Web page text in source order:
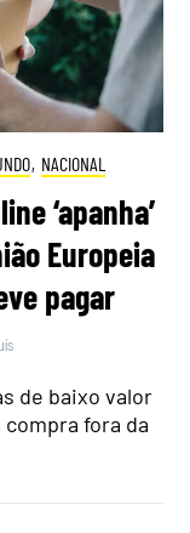
, NACIONAL
‘apanha’
Europeia
pagar
de baixo valor
fora da